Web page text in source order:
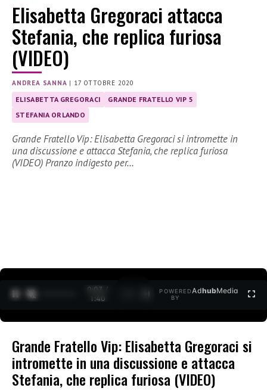
Elisabetta Gregoraci attacca
Stefania, che replica furiosa
(VIDEO)
ANDREA SANNA | 17 OTTOBRE 2020
ELISABETTA GREGORACI
GRANDE FRATELLO VIP 5
STEFANIA ORLANDO
Grande Fratello Vip: Elisabetta Gregoraci si intromette in
una discussione e attacca Stefania, che replica furiosa
(VIDEO) Pranzo indigesto per…
0:04 /
1:40
POWERED
BY
AdhubMedia
Grande Fratello Vip: Elisabetta Gregoraci si
intromette in una discussione e attacca
Stefania, che replica furiosa (VIDEO)